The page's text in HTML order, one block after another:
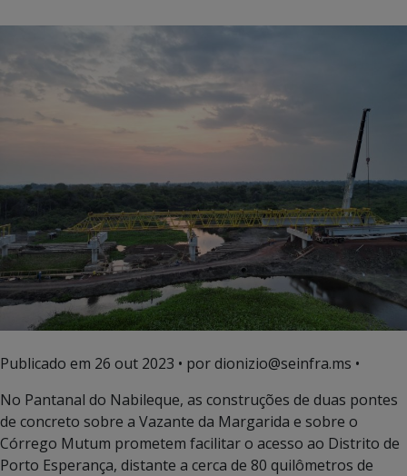
Publicado em 26 out 2023 • por dionizio@seinfra.ms •
No Pantanal do Nabileque, as construções de duas pontes
de concreto sobre a Vazante da Margarida e sobre o
Córrego Mutum prometem facilitar o acesso ao Distrito de
Porto Esperança, distante a cerca de 80 quilômetros de